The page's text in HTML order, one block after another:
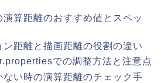
算距離のおすすめ値とスペッ
ン距離と描画距離の役割の違い
での調整方法と注意点
ない時の演算距離のチェック手